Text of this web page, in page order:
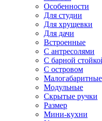
Особенности
Для студии
Для хрущевки
Для дачи
Встроенные
С антресолями
С барной
С островом
Малогабаритные
Модульные
Скрытые ручки
Размер
Мини-кухни